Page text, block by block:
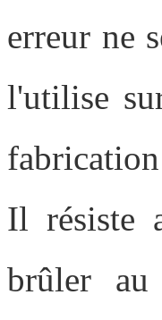
erreur ne
l'utilise
Il résiste
brûler